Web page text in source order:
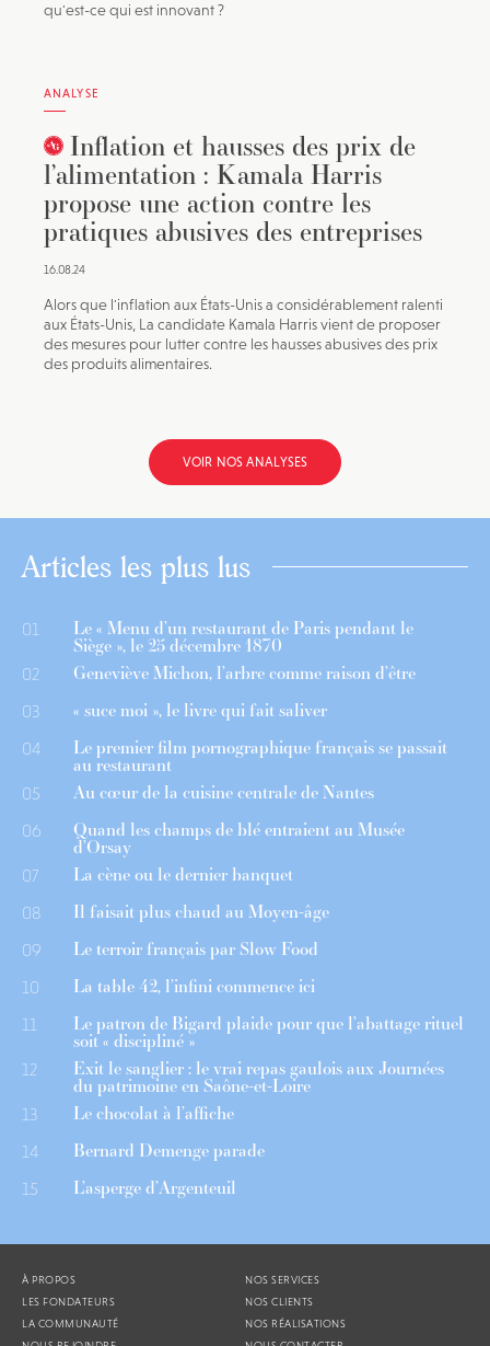
qu'est-ce qui est innovant ?
ANALYSE
Inflation et hausses des prix de
l’alimentation : Kamala Harris
propose une action contre les
pratiques abusives des entreprises
16.08.24
Alors que l'inflation aux États-Unis a considérablement ralenti
aux États-Unis, La candidate Kamala Harris vient de proposer
des mesures pour lutter contre les hausses abusives des prix
des produits alimentaires.
VOIR NOS ANALYSES
Articles les plus lus
01 Le « Menu d’un restaurant de Paris pendant le
Siège », le 25 décembre 1870
02 Geneviève Michon, l’arbre comme raison d’être
03 « suce moi », le livre qui fait saliver
04 Le premier film pornographique français se passait
au restaurant
05 Au cœur de la cuisine centrale de Nantes
06 Quand les champs de blé entraient au Musée
d’Orsay
07 La cène ou le dernier banquet
08 Il faisait plus chaud au Moyen-âge
09 Le terroir français par Slow Food
10 La table 42, l’infini commence ici
11 Le patron de Bigard plaide pour que l’abattage rituel
soit « discipliné »
12 Exit le sanglier : le vrai repas gaulois aux Journées
du patrimoine en Saône-et-Loire
13 Le chocolat à l’affiche
14 Bernard Demenge parade
15 L’asperge d’Argenteuil
À PROPOS
LES FONDATEURS
LA COMMUNAUTÉ
NOS SERVICES
NOS CLIENTS
NOS RÉALISATIONS